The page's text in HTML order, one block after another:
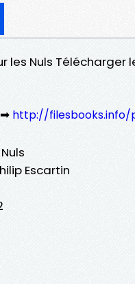
les Nuls Télécharger
http://filesbooks.info/
Escartin